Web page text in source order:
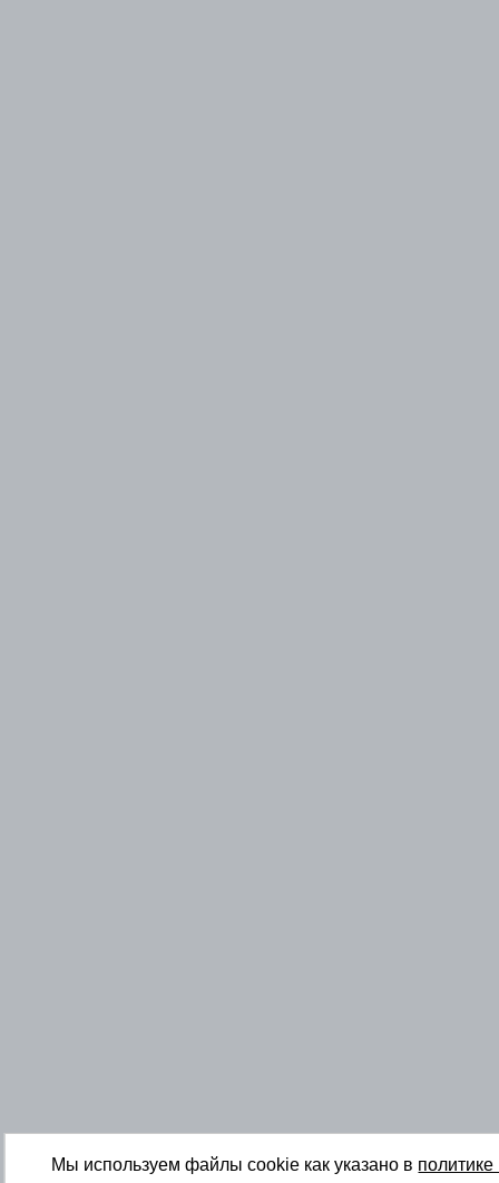
Мы используем файлы cookie как указано в